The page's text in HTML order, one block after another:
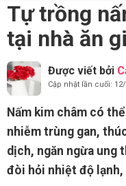
Tự trồng
tại nhà ăn
Được viết bởi
Cập nhật lần cuối:
Nấm kim châm có
nhiễm trùng gan,
dịch, ngăn ngừa ung
đòi hỏi nhiệt độ lạnh,